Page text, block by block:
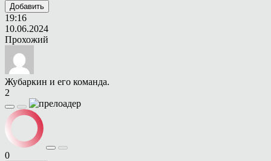
Добавить
19:16
10.06.2024
Прохожий
Жубаркин и его команда.
2
0